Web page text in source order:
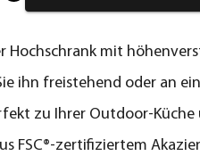
Hochschrank mit
ihn freistehend oder an
zu Ihrer Outdoor-
FSC®-zertifiziertem